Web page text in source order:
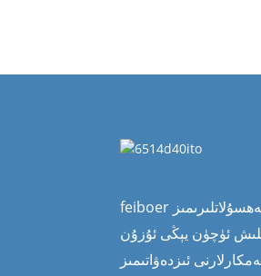
feiboer شىركىتىدە، بىز ھەمىشە يۇقىرى سۈپەتلىك مەھسۇلاتلىرىمىز
ئۈچۈن يېڭى ئۇزۇن